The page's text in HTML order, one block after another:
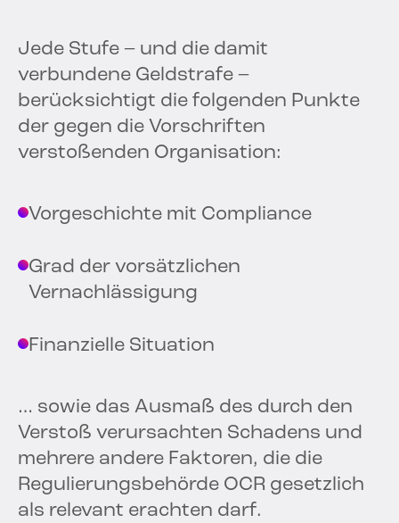
Jede Stufe – und die damit
verbundene Geldstrafe –
berücksichtigt die folgenden Punkte
der gegen die Vorschriften
verstoßenden Organisation:
Vorgeschichte mit Compliance
Grad der vorsätzlichen
Vernachlässigung
Finanzielle Situation
… sowie das Ausmaß des durch den
Verstoß verursachten Schadens und
mehrere andere Faktoren, die die
Regulierungsbehörde OCR gesetzlich
als relevant erachten darf.